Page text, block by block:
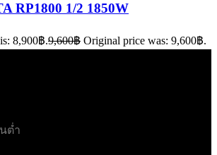
RP1800 1/2 1850W
8,900฿.9,600฿ Original price was: 9,600฿.
ต่ำ